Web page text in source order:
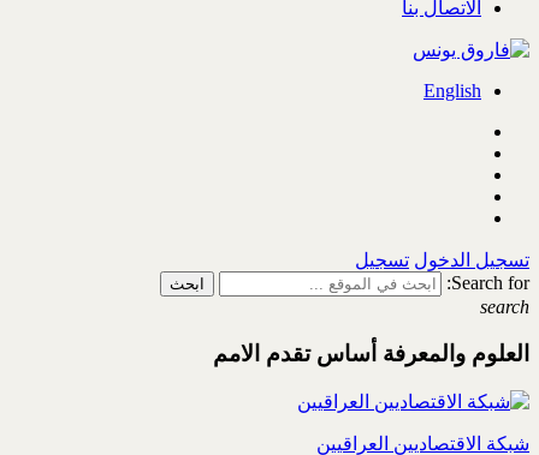
الاتصال بنا
English
تسجيل الدخول تسجيل
Search for:
search
العلوم والمعرفة أساس تقدم الامم
شبكة الاقتصاديين العراقيين